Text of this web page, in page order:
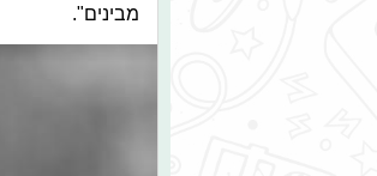
מבינים".